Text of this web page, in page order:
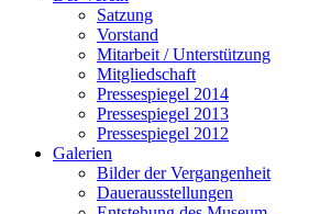
Satzung
Vorstand
Mitarbeit / Unterstützung
Mitgliedschaft
Pressespiegel 2014
Pressespiegel 2013
Pressespiegel 2012
Galerien
Bilder der Vergangenheit
Dauerausstellungen